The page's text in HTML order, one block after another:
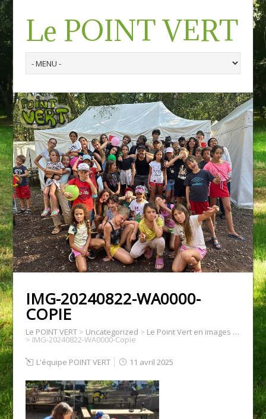
Le POINT VERT
IMG-20240822-WA0000-
COPIE
Le POINT VERT> Uncategorized > Le Point Vert en images …
> IMG-20240822-WA0000-Copie
L'équipe POINT VERT 11 avril 2025